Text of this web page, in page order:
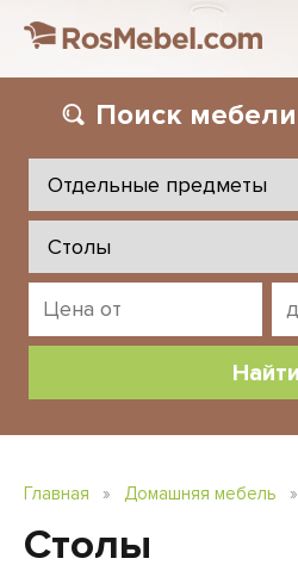
Поиск мебели
Главная » Домашняя мебель »
Столы